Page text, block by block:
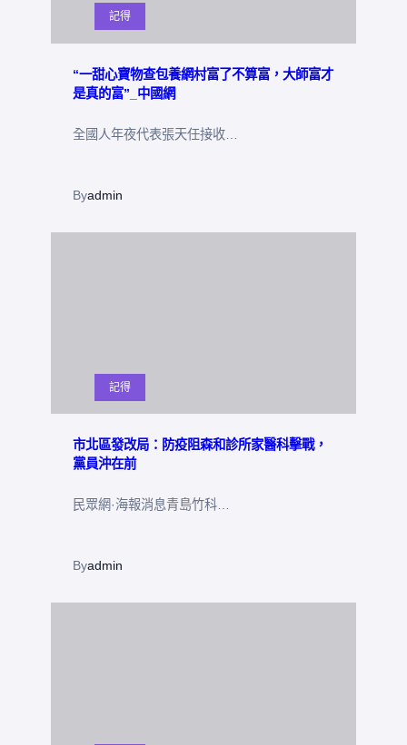
記得
“一甜心寶物查包養網村富了不算富，大師富才
是真的富”_中國網
全國人年夜代表張天任接收…
Byadmin
記得
市北區發改局：防疫阻森和診所家醫科擊戰，
黨員沖在前
民眾網·海報消息青島竹科…
Byadmin